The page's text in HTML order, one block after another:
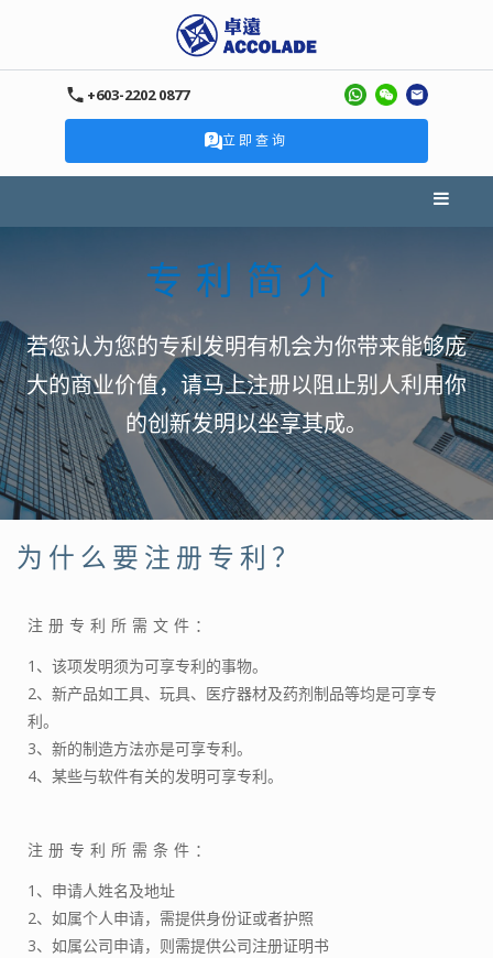
+603-2202 0877
立即查询
专利简介
若您认为您的专利发明有机会为你带来能够庞
大的商业价值，请马上注册以阻止别人利用你
的创新发明以坐享其成。
为什么要注册专利？
注册专利所需文件：
1、该项发明须为可享专利的事物。
2、新产品如工具、玩具、医疗器材及药剂制品等均是可享专
利。
3、新的制造方法亦是可享专利。
4、某些与软件有关的发明可享专利。
注册专利所需条件：
1、申请人姓名及地址
2、如属个人申请，需提供身份证或者护照
3、如属公司申请，则需提供公司注册证明书